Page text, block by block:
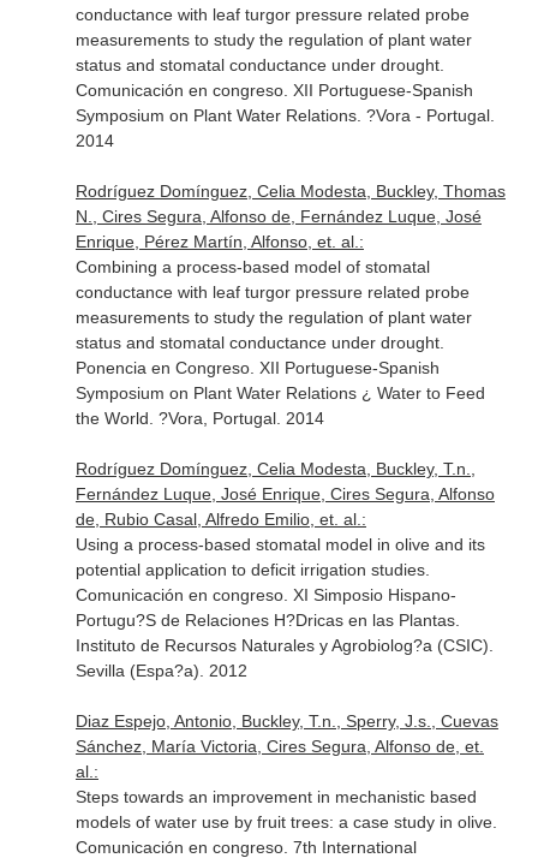
conductance with leaf turgor pressure related probe
measurements to study the regulation of plant water
status and stomatal conductance under drought.
Comunicación en congreso. XII Portuguese-Spanish
Symposium on Plant Water Relations. ?Vora - Portugal.
2014
Rodríguez Domínguez, Celia Modesta, Buckley, Thomas
N., Cires Segura, Alfonso de, Fernández Luque, José
Enrique, Pérez Martín, Alfonso, et. al.:
Combining a process-based model of stomatal
conductance with leaf turgor pressure related probe
measurements to study the regulation of plant water
status and stomatal conductance under drought.
Ponencia en Congreso. XII Portuguese-Spanish
Symposium on Plant Water Relations ¿ Water to Feed
the World. ?Vora, Portugal. 2014
Rodríguez Domínguez, Celia Modesta, Buckley, T.n.,
Fernández Luque, José Enrique, Cires Segura, Alfonso
de, Rubio Casal, Alfredo Emilio, et. al.:
Using a process-based stomatal model in olive and its
potential application to deficit irrigation studies.
Comunicación en congreso. XI Simposio Hispano-
Portugu?S de Relaciones H?Dricas en las Plantas.
Instituto de Recursos Naturales y Agrobiolog?a (CSIC).
Sevilla (Espa?a). 2012
Diaz Espejo, Antonio, Buckley, T.n., Sperry, J.s., Cuevas
Sánchez, María Victoria, Cires Segura, Alfonso de, et.
al.:
Steps towards an improvement in mechanistic based
models of water use by fruit trees: a case study in olive.
Comunicación en congreso. 7th International